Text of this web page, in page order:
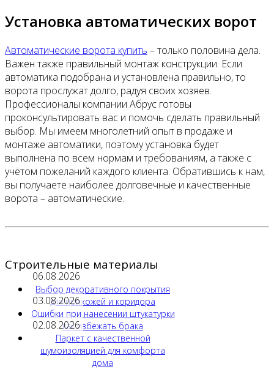
Установка автоматических ворот
Автоматические ворота купить – только половина дела.
Важен также правильный монтаж конструкции. Если
автоматика подобрана и установлена правильно, то
ворота прослужат долго, радуя своих хозяев.
Профессионалы компании Абрус готовы
проконсультировать вас и помочь сделать правильный
выбор. Мы имеем многолетний опыт в продаже и
монтаже автоматики, поэтому установка будет
выполнена по всем нормам и требованиям, а также с
учётом пожеланий каждого клиента. Обратившись к нам,
вы получаете наиболее долговечные и качественные
ворота – автоматические.
Строительные материалы
06.08.2026
Выбор декоративного покрытия
для прихожей и коридора
03.08.2026
Ошибки при нанесении штукатурки
как избежать брака
02.08.2026
Паркет с качественной
шумоизоляцией для комфорта
дома